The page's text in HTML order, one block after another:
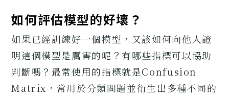
如何評估模型的好壞？
如果已經訓練好一個模型，又該如何向他人證
明這個模型是厲害的呢？有哪些指標可以協助
判斷嗎？最常使用的指標就是Confusion
Matrix，常用於分類問題並衍生出多種不同的